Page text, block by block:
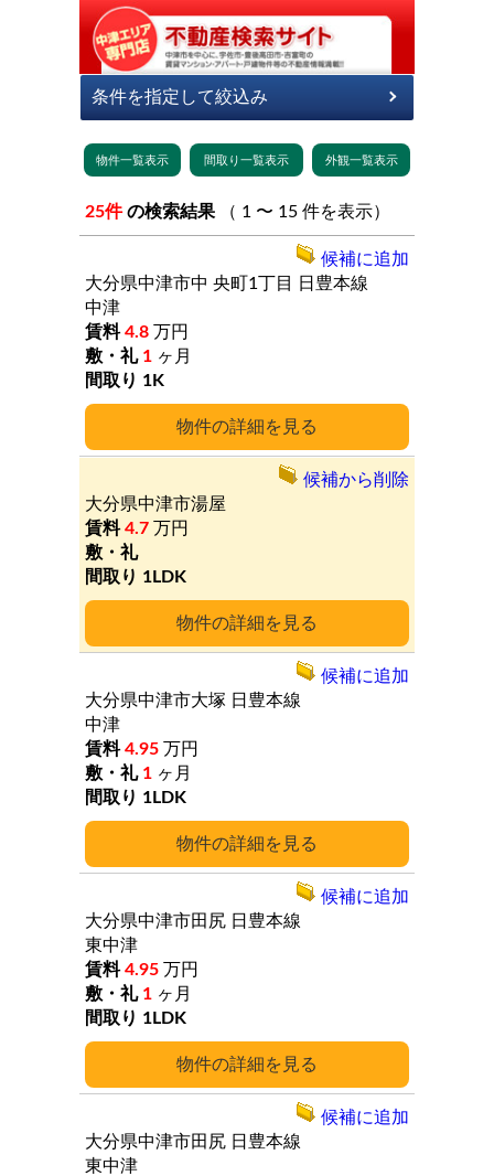
25件 の検索結果 （ 1 〜 15 件を表示）
詳細
大分県中津市中 央町1丁目
日豊本線
中津
4.8 万円
1 ヶ月
1K
候補に追加
詳細
大分県中津市湯屋
4.7 万円
1LDK
候補から削除
詳細
大分県中津市大塚 日豊本線
中津
4.95 万円
1 ヶ月
1LDK
候補に追加
詳細
大分県中津市田尻 日豊本線
東中津
4.95 万円
1 ヶ月
1LDK
候補に追加
大分県中津市田尻 日豊本線
東中津
候補に追加